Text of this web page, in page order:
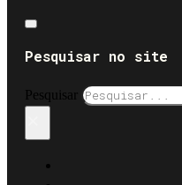
Pesquisar no site
Pesquisar